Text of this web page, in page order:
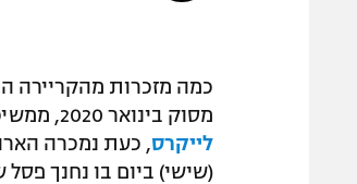
כמה מזכרות מהקריירה
מסוק בינואר 2020, ממשיכות לעורר עניין ולהימכר בסכומי עתק. אחרי
לייקרס, כעת נמכרה
(שישי) ביום בו נחנך